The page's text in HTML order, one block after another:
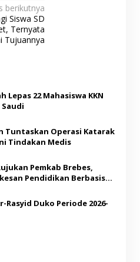
berikutnya
Siswa SD
Ternyata
Tujuannya
Lepas 22 Mahasiswa KKN
Tuntaskan Operasi Katarak
Tindakan Medis
Pemkab Brebes,
Pendidikan Berbasis
Rasyid Duko Periode 2026-